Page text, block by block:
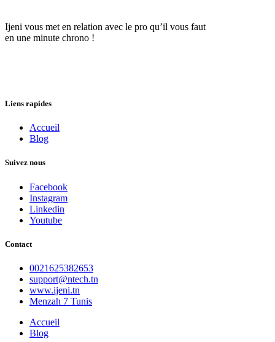
Ijeni vous met en relation avec le pro qu’il vous faut
en une minute chrono !
Liens rapides
Accueil
Blog
Suivez nous
Facebook
Instagram
Linkedin
Youtube
Contact
0021625382653
support@ntech.tn
www.ijeni.tn
Menzah 7 Tunis
Accueil
Blog